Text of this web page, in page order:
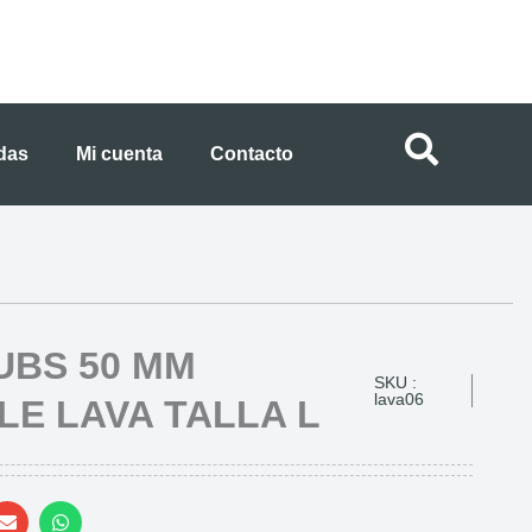
Mi cuenta Contacto
50 MM
LAVA TALLA L
SKU :
lava06